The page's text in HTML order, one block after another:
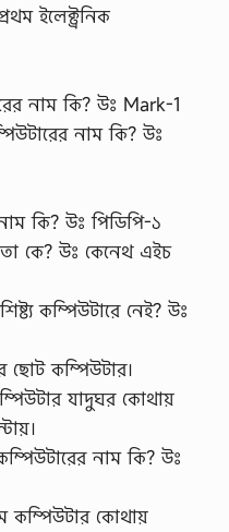
ইলেক্ট্রনিক
নাম কি? উঃ Mark-1
নাম কি? উঃ
কি? উঃ পিডিপি-১
কে? উঃ কেনেথ এইচ
কম্পিউটারে নেই? উঃ
ছোট কম্পিউটার।
যাদুঘর কোথায়
নাম কি? উঃ
কম্পিউটার কোথায়